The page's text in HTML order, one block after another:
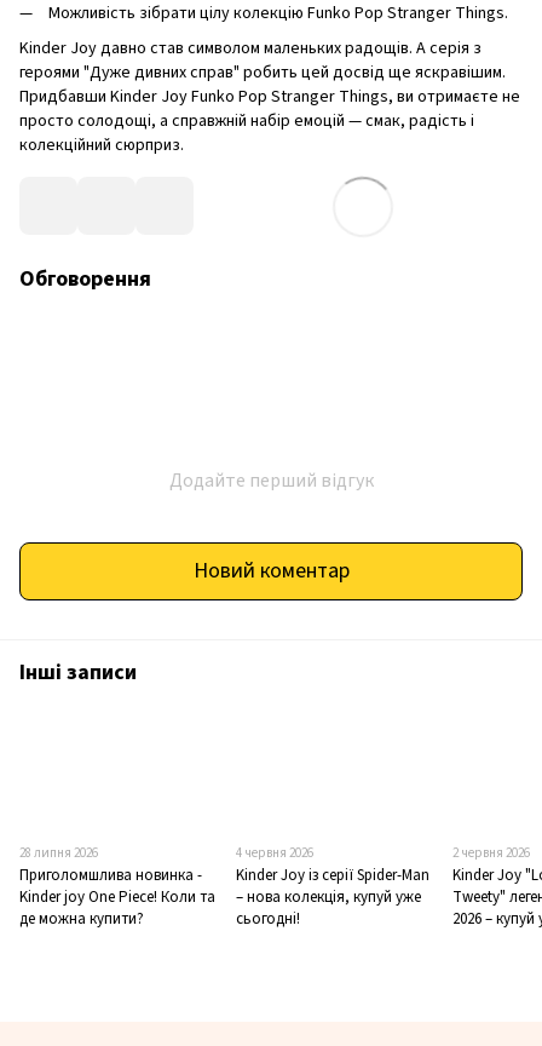
Можливість зібрати цілу колекцію Funko Pop Stranger Things.
Kinder Joy давно став символом маленьких радощів. А серія з
героями "Дуже дивних справ" робить цей досвід ще яскравішим.
Придбавши Kinder Joy Funko Pop Stranger Things, ви отримаєте не
просто солодощі, а справжній набір емоцій — смак, радість і
колекційний сюрприз.
Обговорення
Додайте перший відгук
Новий коментар
Інші записи
28 липня 2026
Приголомшлива новинка -
Kinder joy One Piece! Коли та
де можна купити?
4 червня 2026
Kinder Joy із серії Spider-Man
– нова колекція, купуй уже
сьогодні!
2 червня 2026
Kinder Joy
Tweety"
2026 – купуй